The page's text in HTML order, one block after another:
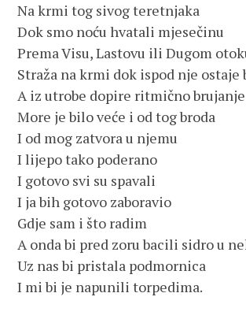
Na krmi tog sivog teretnjaka
Dok smo noću hvatali mjesečinu
Prema Visu, Lastovu ili Dugom
Straža na krmi dok ispod nje ostaje
A iz utrobe dopire ritmično
More je bilo veće i od tog broda
I od mog zatvora u njemu
I lijepo tako poderano
I gotovo svi su spavali
I ja bih gotovo zaboravio
Gdje sam i što radim
A onda bi pred zoru bacili sidro u
Uz nas bi pristala podmornica
I mi bi je napunili torpedima.